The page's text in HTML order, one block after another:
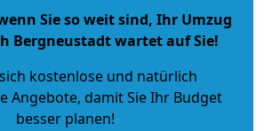
Sie so weit sind, Ihr Umzug
Bergneustadt wartet auf Sie!
kostenlose und natürlich
Angebote, damit Sie Ihr Budget
besser planen!